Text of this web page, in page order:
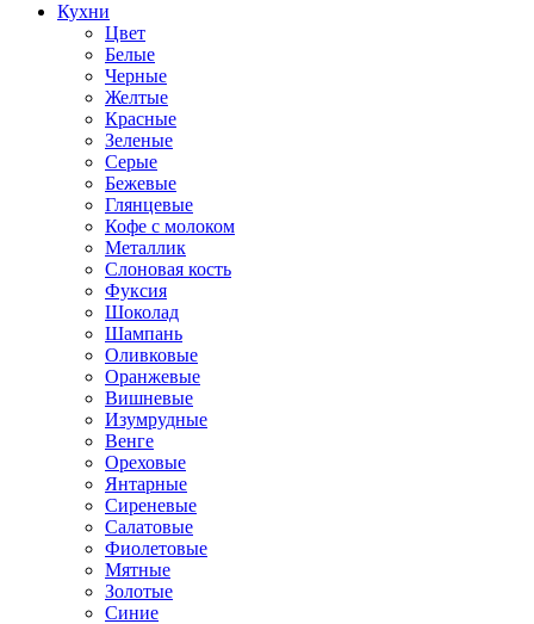
Кухни
Цвет
Белые
Черные
Желтые
Красные
Зеленые
Серые
Бежевые
Глянцевые
Кофе с молоком
Металлик
Слоновая кость
Фуксия
Шоколад
Шампань
Оливковые
Оранжевые
Вишневые
Изумрудные
Венге
Ореховые
Янтарные
Сиреневые
Салатовые
Фиолетовые
Мятные
Золотые
Синие